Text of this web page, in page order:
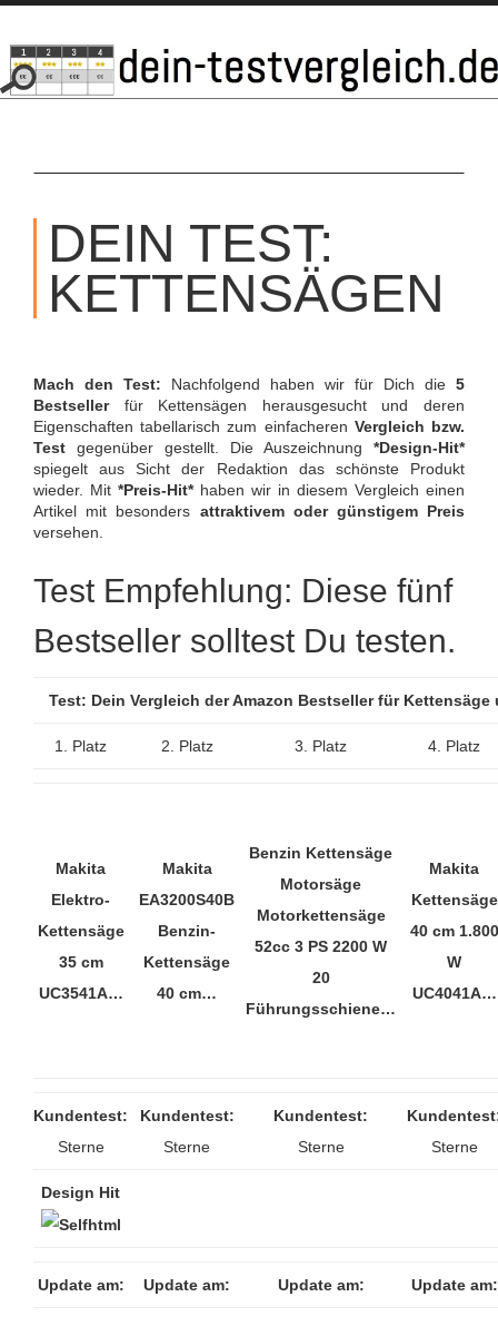
SKIP
CONTENT
DEIN TEST:
KETTENSÄGEN
Mach den Test: Nachfolgend haben wir für Dich die 5
Bestsellerfür Kettensägen herausgesucht und deren
Eigenschaften tabellarisch zum einfacheren Vergleich bzw.
Test gegenüber gestellt. Die Auszeichnung *Design-Hit*
spiegelt aus Sicht der Redaktion das schönste Produkt
wieder. Mit *Preis-Hit*haben wir in diesem Vergleich einen
Artikel mit besonders attraktivem oder günstigem Preis
versehen.
Test Empfehlung: Diese fünf
Bestseller solltest Du testen.
Test: Dein Vergleich der Amazon Bestseller für Kettensäge
1. Platz 2. Platz 3. Platz 4. Platz
Makita
Elektro-
Kettensäge
35 cm
UC3541A…
Makita
EA3200S40B
Benzin-
Kettensäge
40 cm…
Benzin Kettensäge
Motorsäge
Motorkettensäge
52cc 3 PS 2200 W
20
Führungsschiene…
Makita
Kettensäge
40 cm 1.800
W
UC4041A…
Kundentest:
Sterne
Kundentest:
Sterne
Kundentest:
Sterne
Sterne
Design Hit
Update am: Update am: Update am: Update am: